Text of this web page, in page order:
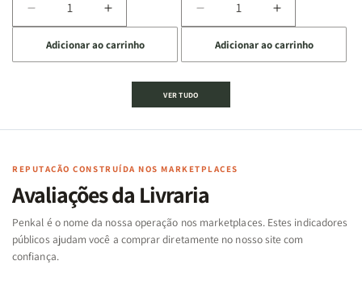
Diminuir
a
quantidade
de
Cartas
Famílias
Bíblia
-
Penkal
Aumentar
a
quantidade
de
Jogo
Cartas
Famílias
da
Bíblia
-
Penkal
Adicionar ao carrinho
Diminuir
a
quantidade
de
Jogo
|
de
Aumentar
a
quantidade
de
|
Adicionar ao carrinho
VER TUDO
REPUTAÇÃO CONSTRUÍDA NOS MARKETPLACES
Avaliações da Livraria
Penkal é o nome da nossa operação nos marketplaces. Estes indicadores
públicos ajudam você a comprar diretamente no nosso site com
confiança.